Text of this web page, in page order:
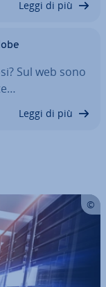
Leggi di più
Sul web sono
Leggi di più